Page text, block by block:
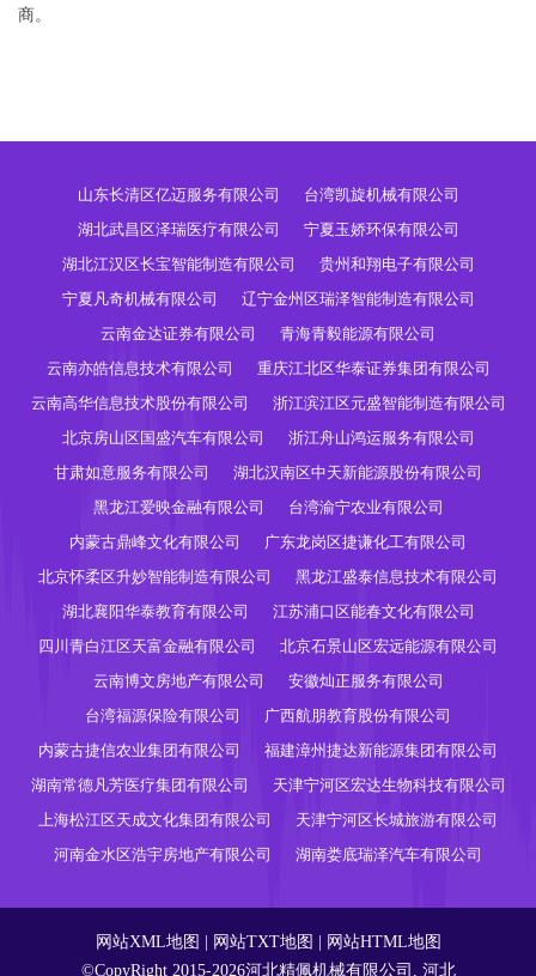
商。
山东长清区亿迈服务有限公司
台湾凯旋机械有限公司
湖北武昌区泽瑞医疗有限公司
宁夏玉娇环保有限公司
湖北江汉区长宝智能制造有限公司
贵州和翔电子有限公司
宁夏凡奇机械有限公司
辽宁金州区瑞泽智能制造有限公司
云南金达证券有限公司
青海青毅能源有限公司
云南亦皓信息技术有限公司
重庆江北区华泰证券集团有限公司
云南高华信息技术股份有限公司
浙江滨江区元盛智能制造有限公司
北京房山区国盛汽车有限公司
浙江舟山鸿运服务有限公司
甘肃如意服务有限公司
湖北汉南区中天新能源股份有限公司
黑龙江爱映金融有限公司
台湾渝宁农业有限公司
内蒙古鼎峰文化有限公司
广东龙岗区捷谦化工有限公司
北京怀柔区升妙智能制造有限公司
黑龙江盛泰信息技术有限公司
湖北襄阳华泰教育有限公司
江苏浦口区能春文化有限公司
四川青白江区天富金融有限公司
北京石景山区宏远能源有限公司
云南博文房地产有限公司
安徽灿正服务有限公司
台湾福源保险有限公司
广西航朋教育股份有限公司
内蒙古捷信农业集团有限公司
福建漳州捷达新能源集团有限公司
湖南常德凡芳医疗集团有限公司
天津宁河区宏达生物科技有限公司
上海松江区天成文化集团有限公司
天津宁河区长城旅游有限公司
河南金水区浩宇房地产有限公司
湖南娄底瑞泽汽车有限公司
网站XML地图 网站TXT地图
网站HTML地图
©CopyRight 2015-2026河北精佩机械有限公司, 河北